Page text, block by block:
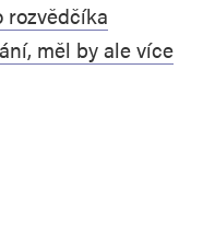
měl by ale více